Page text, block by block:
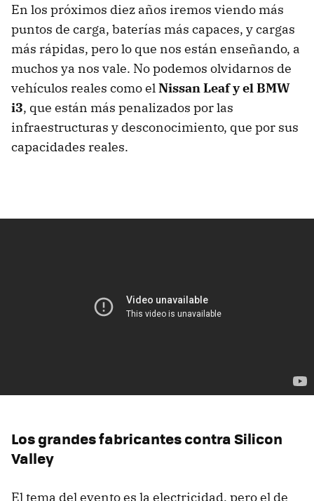
En los próximos diez años iremos viendo más
puntos de carga, baterías más capaces, y cargas
más rápidas, pero lo que nos están enseñando, a
muchos ya nos vale. No podemos olvidarnos de
vehículos reales como elNissan Leaf y el BMW
i3, que están más penalizados por las
infraestructuras y desconocimiento, que por sus
capacidades reales.
Los grandes fabricantes contra Silicon
Valley
El tema del evento es la electricidad, pero el de